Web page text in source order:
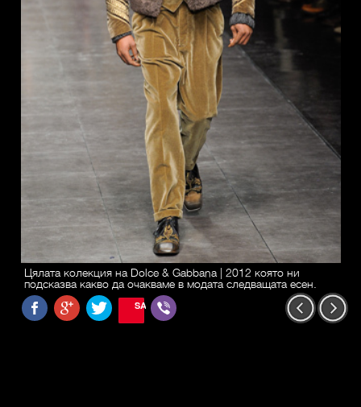
Цялата колекция на Dolce & Gabbana | 2012 която ни
подсказва какво да очакваме в модата следващата есен.
SAVE